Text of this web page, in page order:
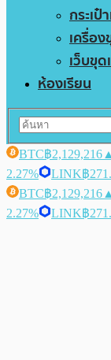
กระเป๋
เครื่อ
เว็บขุ
ห้องเรียน
BTC฿2,129,216
2.27%
LINK฿
BTC฿2,129,216
2.27%
LINK฿